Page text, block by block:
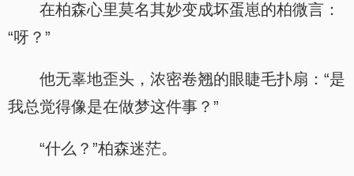
在柏森心里莫名其妙变成坏蛋崽的柏微言：
“呀？”
他无辜地歪头，浓密卷翘的眼睫毛扑扇：“是
我总觉得像是在做梦这件事？”
“什么？”柏森迷茫。